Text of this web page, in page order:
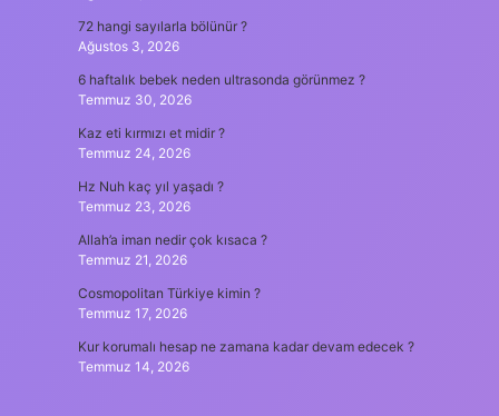
72 hangi sayılarla bölünür ?
Ağustos 3, 2026
6 haftalık bebek neden ultrasonda görünmez ?
Temmuz 30, 2026
Kaz eti kırmızı et midir ?
Temmuz 24, 2026
Hz Nuh kaç yıl yaşadı ?
Temmuz 23, 2026
Allah’a iman nedir çok kısaca ?
Temmuz 21, 2026
Cosmopolitan Türkiye kimin ?
Temmuz 17, 2026
Kur korumalı hesap ne zamana kadar devam edecek ?
Temmuz 14, 2026